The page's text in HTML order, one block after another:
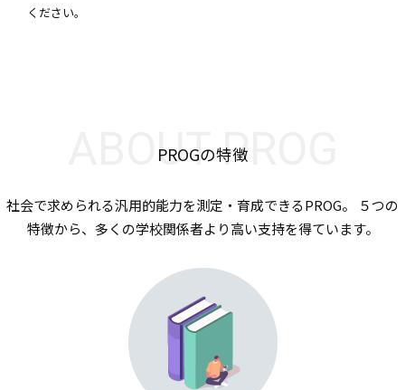
ください。
ABOUT PROG
PROGの特徴
社会で求められる汎用的能力を測定・育成できるPROG。
５つの
特徴から、多くの学校関係者より高い支持を得ています。